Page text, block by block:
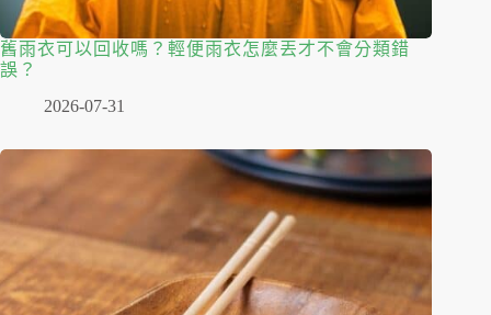
舊雨衣可以回收嗎？輕便雨衣怎麼丟才不會分類錯
誤？
2026-07-31